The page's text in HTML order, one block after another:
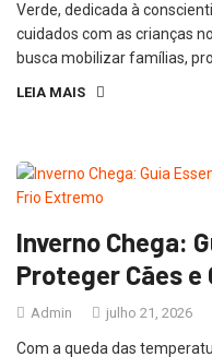
Verde, dedicada à
cuidados com as crianças
busca mobilizar famílias,
LEIA MAIS
Inverno Chega:
Proteger Cães e
Admin julho 21, 2026
Com a queda das